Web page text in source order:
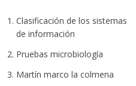
Clasificación de los sistemas
de información
Pruebas microbiología
Martín marco la colmena